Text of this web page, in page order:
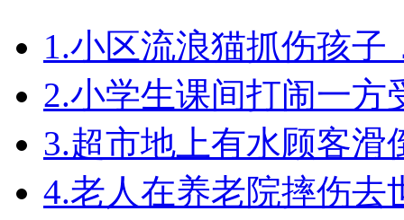
1.小区流浪猫抓伤孩子
2.小学生课间打闹一
3.超市地上有水顾客
4.老人在养老院摔伤去